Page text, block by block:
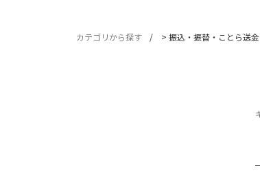
カテゴリから探す > 振込・振替・ことら送金